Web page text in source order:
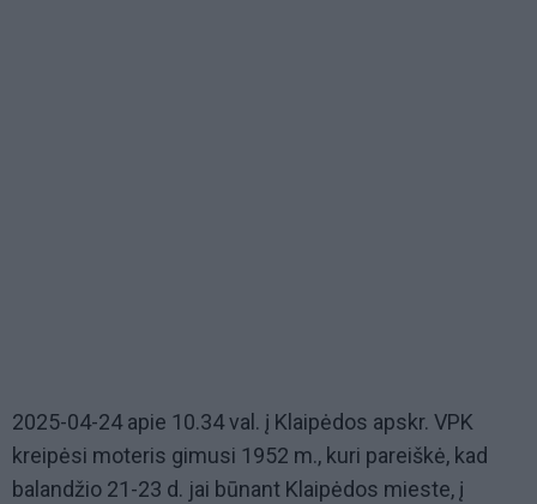
2025-04-24 apie 10.34 val. į Klaipėdos apskr. VPK
kreipėsi moteris gimusi 1952 m., kuri pareiškė, kad
balandžio 21-23 d. jai būnant Klaipėdos mieste, į